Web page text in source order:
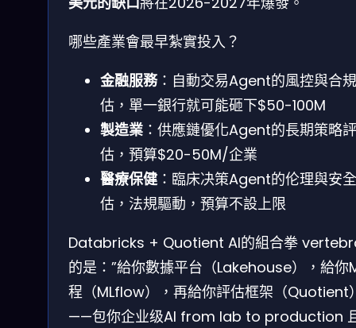
哪些產業會最早紮實投入？
金融服務：自動交易Agent的風控與合
估，單一銀行就可能砸下$50-100M
製造業 ：供應鏈優化Agent的長期策略評
估，預算$20-50M/企業
醫療保健：臨床决策Agent的伦理與安
估，法規驅動，預算不設上限
Databricks + Quotient AI的組合拳
的是：”給你數據平台（Lakehouse），給你
程（MLflow），再給你評估框架（Quotient
——包你企业级AI from lab to production